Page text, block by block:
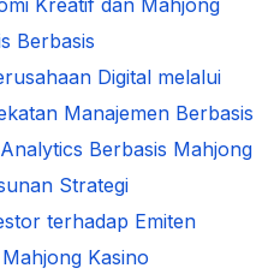
Kreatif dan Mahjong
Berbasis
Digital melalui
Manajemen Berbasis
Berbasis Mahjong
Strategi
terhadap Emiten
Kasino